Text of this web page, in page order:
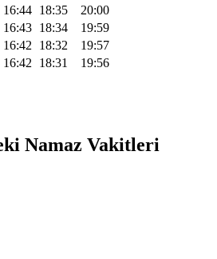
16:44 18:35
20:00
16:43 18:34
19:59
16:42 18:32
19:57
16:42 18:31 19:56
Namaz Vakitleri